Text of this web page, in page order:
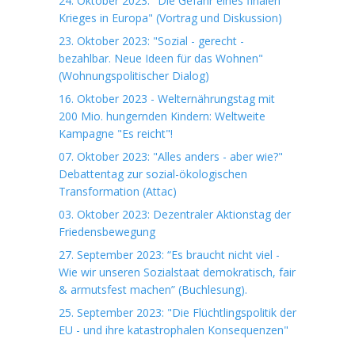
Krieges in Europa" (Vortrag und Diskussion)
23. Oktober 2023: "Sozial - gerecht -
bezahlbar. Neue Ideen für das Wohnen"
(Wohnungspolitischer Dialog)
16. Oktober 2023 - Welternährungstag mit
200 Mio. hungernden Kindern: Weltweite
Kampagne "Es reicht"!
07. Oktober 2023: "Alles anders - aber wie?"
Debattentag zur sozial-ökologischen
Transformation (Attac)
03. Oktober 2023: Dezentraler Aktionstag der
Friedensbewegung
27. September 2023: “Es braucht nicht viel -
Wie wir unseren Sozialstaat demokratisch, fair
& armutsfest machen” (Buchlesung).
25. September 2023: "Die Flüchtlingspolitik der
EU - und ihre katastrophalen Konsequenzen"